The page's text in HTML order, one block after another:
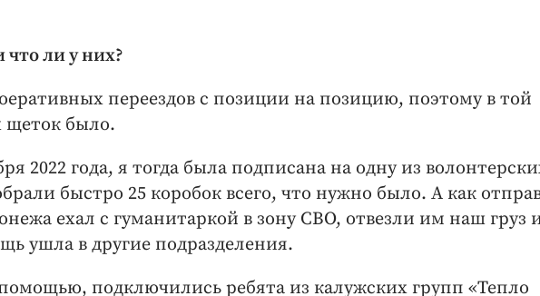
что ли у них?
переездов с позиции на позицию, поэтому в той
щеток было.
2022 года, я тогда была подписана на одну из
быстро 25 коробок всего, что нужно было. А как
ехал с гуманитаркой в зону СВО, отвезли им наш груз
ушла в другие подразделения.
подключились ребята из калужских групп «Тепло